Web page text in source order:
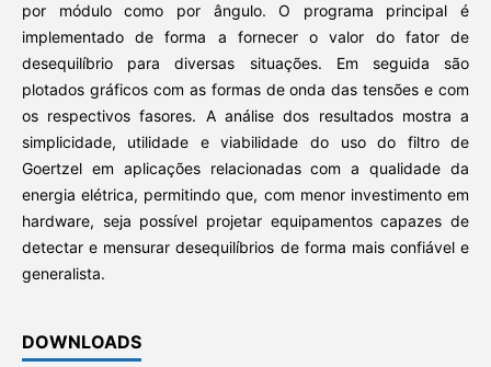
por módulo como por ângulo. O programa principal é
implementado de forma a fornecer o valor do fator de
desequilíbrio para diversas situações. Em seguida são
plotados gráficos com as formas de onda das tensões e com
os respectivos fasores. A análise dos resultados mostra a
simplicidade, utilidade e viabilidade do uso do filtro de
Goertzel em aplicações relacionadas com a qualidade da
energia elétrica, permitindo que, com menor investimento em
hardware, seja possível projetar equipamentos capazes de
detectar e mensurar desequilíbrios de forma mais confiável e
generalista.
DOWNLOADS